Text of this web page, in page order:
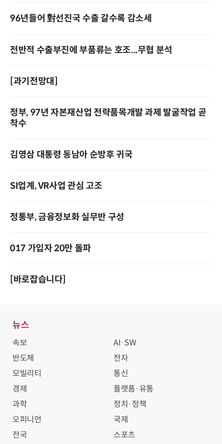
96년들어 對선진국 수출 갈수록 감소세
전반적 수출부진에 부품류는 호조...무협 분석
[과기전망대]
정부, 97년 자본재산업 전략품목개발 과제 발굴작업 곧
착수
김영삼 대통령 동남아 순방후 귀국
SI업계, VR사업 관심 고조
정통부, 금융정보화 실무반 구성
017 가입자 20만 돌파
[바로잡습니다]
뉴스
속보
AI·SW
반도체
전자
모빌리티
통신
경제
플랫폼·유통
과학
정치·정책
오피니언
국제
전국
스포츠